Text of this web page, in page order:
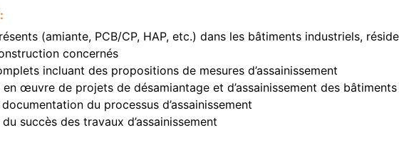
(amiante, PCB/CP, HAP, etc.) dans les bâtiments industriels,
concernés
incluant des propositions de mesures d’assainissement
œuvre de projets de désamiantage et d’assainissement des bâtiments
du processus d’assainissement
succès des travaux d’assainissement